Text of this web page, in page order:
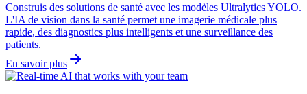
Construis des solutions de santé avec les modèles Ultralytics YOLO.
L'IA de vision dans la santé permet une imagerie médicale plus
rapide, des diagnostics plus intelligents et une surveillance des
patients.
En savoir plus